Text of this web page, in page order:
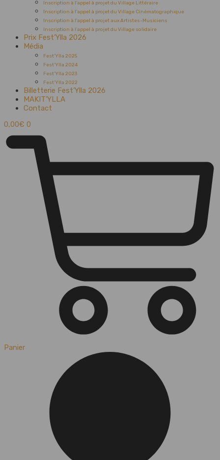
Inscription à l’appel à projet du Village Littéraire
Inscription à l’appel à projet du Village Cinématographique
Inscription à l’appel à projet aux Artistes-Musiciens
Inscription à l’appel à projet du Village solidaire
Prix Fest’Ylla 2026
Média
Fest’Ylla 2025
Fest’Ylla 2024
Fest’Ylla 2023
Fest’Ylla 2022
Billetterie Fest’Ylla 2026
MAKIT’YLLA
Contact
0,00€ 0
Panier